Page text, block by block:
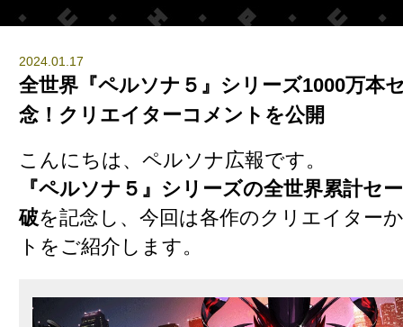
2024.01.17
全世界『ペルソナ５』シリーズ1000万本
念！クリエイターコメントを公開
こんにちは、ペルソナ広報です。
『ペルソナ５』シリーズの全世界累計セ
破を記念し、今回は各作のクリエイター
トをご紹介します。